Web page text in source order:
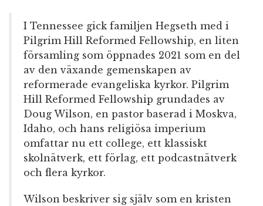
I Tennessee gick familjen Hegseth med i
Pilgrim Hill Reformed Fellowship, en liten
församling som öppnades 2021 som en del
av den växande gemenskapen av
reformerade evangeliska kyrkor. Pilgrim
Hill Reformed Fellowship grundades av
Doug Wilson, en pastor baserad i Moskva,
Idaho, och hans religiösa imperium
omfattar nu ett college, ett klassiskt
skolnätverk, ett förlag, ett podcastnätverk
och flera kyrkor.
Wilson beskriver sig själv som en kristen